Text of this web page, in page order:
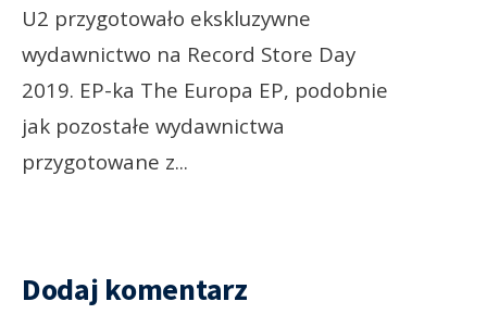
U2 przygotowało ekskluzywne
wydawnictwo na Record Store Day
2019. EP-ka The Europa EP, podobnie
jak pozostałe wydawnictwa
przygotowane z...
Dodaj komentarz